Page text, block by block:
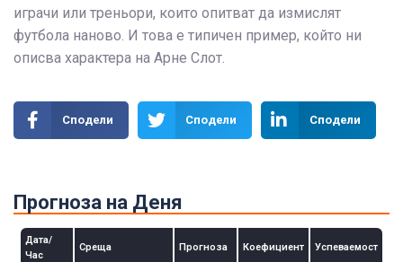
играчи или треньори, които опитват да измислят
футбола наново. И това е типичен пример, който ни
описва характера на Арне Слот.
Сподели Сподели Сподели
Прогноза на Деня
Дата/
Час
Среща Прогноза Коефициент Успеваемост